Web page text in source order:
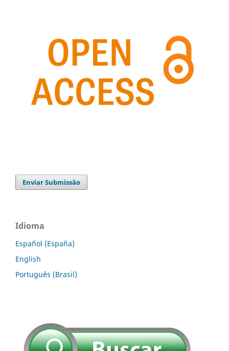
Enviar Submissão
Idioma
Español (España)
English
Português (Brasil)